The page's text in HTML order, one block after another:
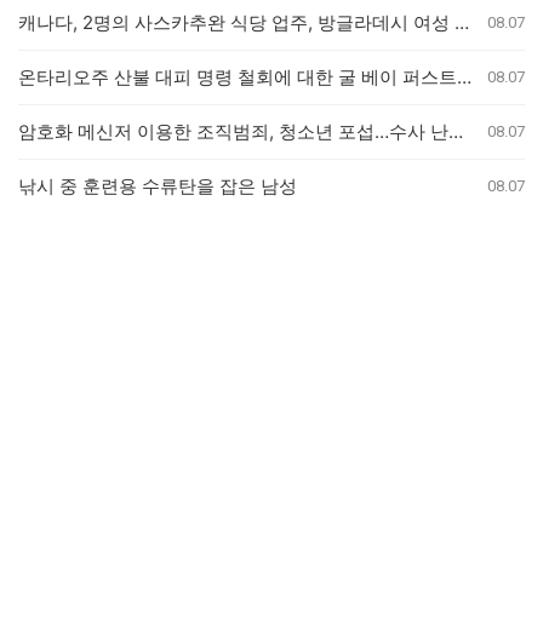
캐나다, 2명의 사스카추완 식당 업주, 방글라데시 여성 인신매매 유죄 판결 08.07
온타리오주 산불 대피 명령 철회에 대한 굴 베이 퍼스트 네이션의 강력 반발 08.07
암호화 메신저 이용한 조직범죄, 청소년 포섭…수사 난항 예고 08.07
낚시 중 훈련용 수류탄을 잡은 남성 08.07